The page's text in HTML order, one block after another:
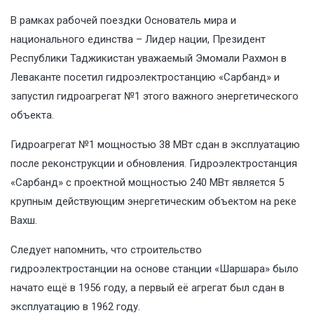
В рамках рабочей поездки Основатель мира и
национального единства – Лидер нации, Президент
Республики Таджикистан уважаемый Эмомали Рахмон в
Леваканте посетил гидроэлектростанцию «Сарбанд» и
запустил гидроагрегат №1 этого важного энергетического
объекта.
Гидроагрегат №1 мощностью 38 МВт сдан в эксплуатацию
после реконструкции и обновления. Гидроэлектростанция
«Сарбанд» с проектной мощностью 240 МВт является 5
крупным действующим энергетическим объектом на реке
Вахш.
Следует напомнить, что строительство
гидроэлектростанции на основе станции «Шаршара» было
начато ещё в 1956 году, а первый её агрегат был сдан в
эксплуатацию в 1962 году.